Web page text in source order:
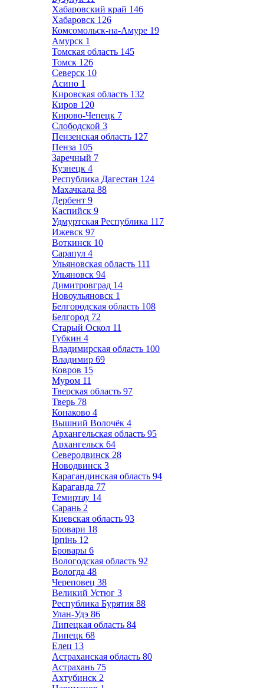
Хабаровский край 146
Хабаровск 126
Комсомольск-на-Амуре 19
Амурск 1
Томская область 145
Томск 126
Северск 10
Асино 1
Кировская область 132
Киров 120
Кирово-Чепецк 7
Слободской 3
Пензенская область 127
Пенза 105
Заречный 7
Кузнецк 4
Республика Дагестан 124
Махачкала 88
Дербент 9
Каспийск 9
Удмуртская Республика 117
Ижевск 97
Воткинск 10
Сарапул 4
Ульяновская область 111
Ульяновск 94
Димитровград 14
Новоульяновск 1
Белгородская область 108
Белгород 72
Старый Оскол 11
Губкин 4
Владимирская область 100
Владимир 69
Ковров 15
Муром 11
Тверская область 97
Тверь 78
Конаково 4
Вышний Волочёк 4
Архангельская область 95
Архангельск 64
Северодвинск 28
Новодвинск 3
Карагандинская область 94
Караганда 77
Темиртау 14
Сарань 2
Киевская область 93
Бровари 18
Ірпінь 12
Бровары 6
Вологодская область 92
Вологда 48
Череповец 38
Великий Устюг 3
Республика Бурятия 88
Улан-Удэ 86
Липецкая область 84
Липецк 68
Елец 13
Астраханская область 80
Астрахань 75
Ахтубинск 2